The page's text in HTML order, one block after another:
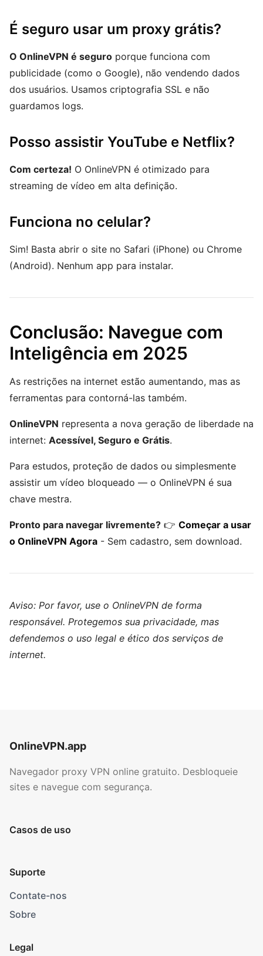
É seguro usar um proxy grátis?
O OnlineVPN é seguro porque funciona com
publicidade (como o Google), não vendendo dados
dos usuários. Usamos criptografia SSL e não
guardamos logs.
Posso assistir YouTube e Netflix?
Com certeza! O OnlineVPN é otimizado para
streaming de vídeo em alta definição.
Funciona no celular?
Sim! Basta abrir o site no Safari (iPhone) ou Chrome
(Android). Nenhum app para instalar.
Conclusão: Navegue com
Inteligência em 2025
As restrições na internet estão aumentando, mas as
ferramentas para contorná-las também.
OnlineVPN representa a nova geração de liberdade na
internet: Acessível, Seguro e Grátis.
Para estudos, proteção de dados ou simplesmente
assistir um vídeo bloqueado — o OnlineVPN é sua
chave mestra.
Pronto para navegar livremente? 👉 Começar a usar
o OnlineVPN Agora - Sem cadastro, sem download.
Aviso: Por favor, use o OnlineVPN de forma
responsável. Protegemos sua privacidade, mas
defendemos o uso legal e ético dos serviços de
internet.
OnlineVPN.app
Navegador proxy VPN online gratuito. Desbloqueie
sites e navegue com segurança.
Casos de uso
Suporte
Contate-nos
Sobre
Legal